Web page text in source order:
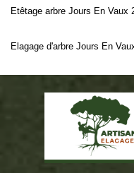
Etêtage arbre Jours En Vaux
Elagage d'arbre Jours En